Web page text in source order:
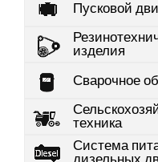
Пусковой
изделия
Сварочное
техника
Система